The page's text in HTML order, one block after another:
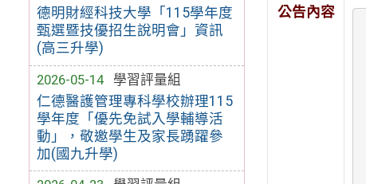
德明財經科技大學「115學年度
甄選暨技優招生說明會」資訊
(高三升學)
2026-05-14
學習評量組
仁德醫護管理專科學校辦理115
學年度「優先免試入學輔導活
動」，敬邀學生及家長踴躍參
加(國九升學)
公告內容